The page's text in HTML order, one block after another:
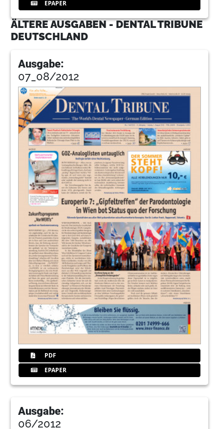
EPAPER
ÄLTERE AUSGABEN - DENTAL TRIBUNE
DEUTSCHLAND
Ausgabe:
07_08/2012
PDF
EPAPER
Ausgabe:
06/2012